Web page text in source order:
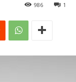
1
986